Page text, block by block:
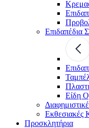
Επιδαπέδια
Είδη
Εκθεσιακές
Προσκλητήρια